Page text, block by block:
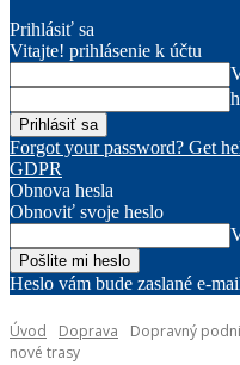
Prihlásiť sa
Vitajte! prihlásenie k účtu
Forgot your password? Get
GDPR
Obnova hesla
Obnoviť svoje heslo
Heslo vám bude zaslané e-
Úvod Doprava
Dopravný
nové trasy